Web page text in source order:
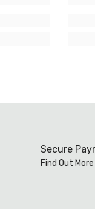
Secure
Find Out More